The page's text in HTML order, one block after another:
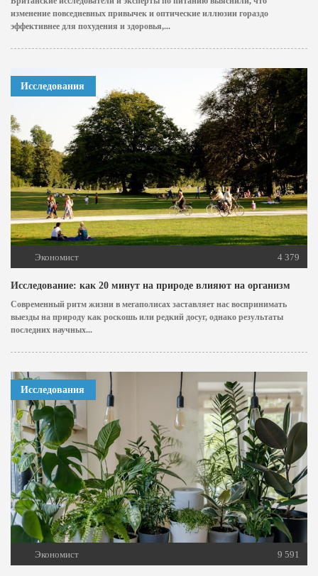
изменение повседневных привычек и оптические иллюзии гораздо
эффективнее для похудения и здоровья,...
Исследования
Экономист 4 379
Исследование: как 20 минут на природе влияют на организм
Современный ритм жизни в мегаполисах заставляет нас воспринимать
выезды на природу как роскошь или редкий досуг, однако результаты
последних научных...
Исследования
Экономист 9 591